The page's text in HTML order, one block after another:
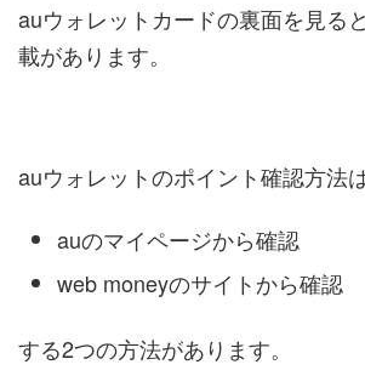
auウォレットカードの裏面を見る
載があります。
auウォレットのポイント確認方法
auのマイページから確認
web moneyのサイトから確認
する2つの方法があります。